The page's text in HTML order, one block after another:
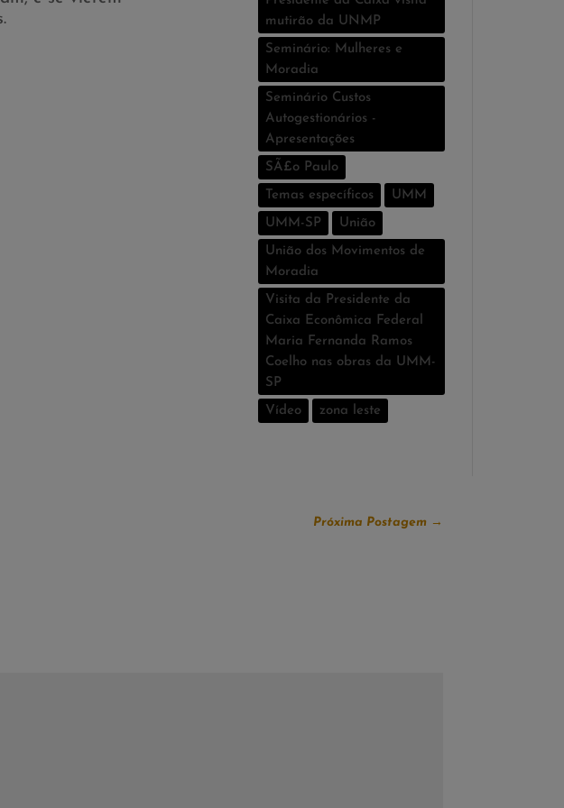
mutirão da UNMP
Seminário: Mulheres e
Moradia
Seminário Custos
Autogestionários -
Apresentações
SÃ£o Paulo
Temas especí­ficos UMM
UMM-SP União
União dos Movimentos de
Moradia
Visita da Presidente da
Caixa Econômica Federal
Maria Fernanda Ramos
Coelho nas obras da UMM-
SP
Vídeo zona leste
Próxima Postagem→